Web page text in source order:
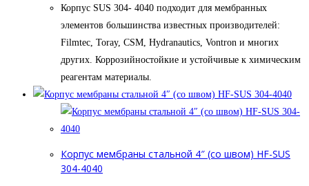
Корпус SUS 304- 4040 подходит для мембранных
элементов большинства известных производителей:
Filmtec, Toray, CSM, Hydranautics, Vontron и многих
других. Коррозийностойкие и устойчивые к химическим
реагентам материалы.
Корпус мембраны стальной 4″ (со швом) HF-SUS
304-4040